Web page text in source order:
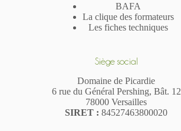
BAFA
La clique des formateurs
Les fiches techniques
Siège social
Domaine de Picardie
6 rue du Général Pershing, Bât. 12
78000 Versailles
SIRET : 84527463800020